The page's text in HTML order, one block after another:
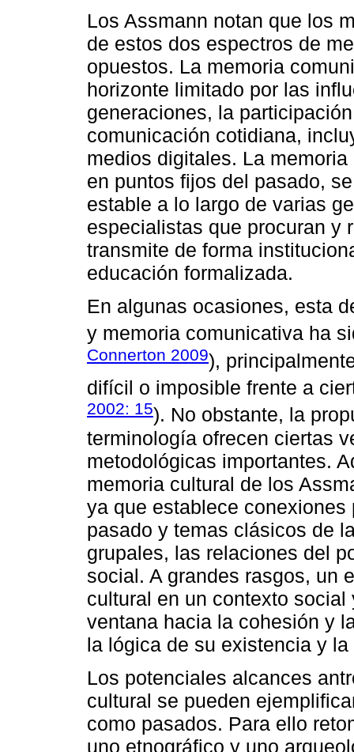
Los Assmann notan que los
de estos dos espectros de
opuestos. La memoria
horizonte limitado por las
generaciones, la
comunicación cotidiana,
medios digitales. La
en puntos fijos del pasado,
estable a lo largo de varias
especialistas que procuran y
transmite de forma
educación formalizada.
En algunas ocasiones, esta
y memoria comunicativa ha
Connerton 2009),
difícil o imposible frente a
2002: 15). No obstante, la
terminología ofrecen ciertas
metodológicas importantes.
memoria cultural de los
ya que establece
pasado y temas clásicos de
grupales, las relaciones del
social. A grandes rasgos, un
cultural en un contexto
ventana hacia la cohesión y
la lógica de su existencia y
Los potenciales alcances
cultural se pueden
como pasados. Para ello
uno etnográfico y uno